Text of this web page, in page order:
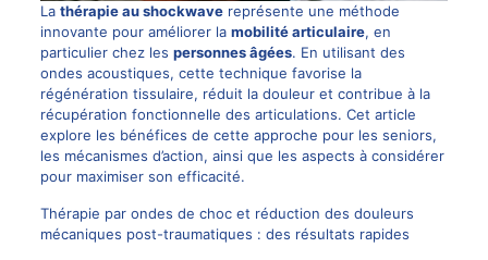
La thérapie au shockwavereprésente une méthode
innovante pour améliorer la mobilité articulaire, en
particulier chez les personnes âgées. En utilisant des
ondes acoustiques, cette technique favorise la
régénération tissulaire, réduit la douleur et contribue à la
récupération fonctionnelle des articulations. Cet article
explore les bénéfices de cette approche pour les seniors,
les mécanismes d’action, ainsi que les aspects à considérer
pour maximiser son efficacité.
Thérapie par ondes de choc et réduction des douleurs
mécaniques post-traumatiques : des résultats rapides